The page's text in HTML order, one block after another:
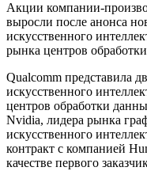
Акции компании-
выросли после анонса
искусственного
рынка центров
Qualcomm представила
искусственного
центров обработки
Nvidia, лидера рынка
искусственного
контракт с компанией
качестве первого